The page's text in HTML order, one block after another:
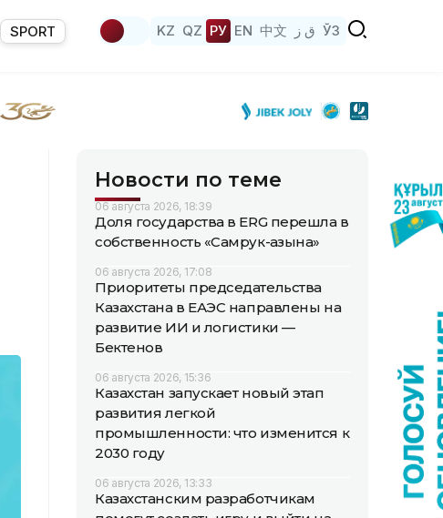
SPORT KZ QZ РУ EN 中文 ق ز ЎЗ
Новости по теме
06 августа 2026, 18:39
Доля государства в ERG перешла в
собственность «Самрук-Қазына»
06 августа 2026, 17:08
Приоритеты председательства
Казахстана в ЕАЭС направлены на
развитие ИИ и логистики —
Бектенов
06 августа 2026, 15:36
Казахстан запускает новый этап
развития легкой
промышленности: что изменится к
2030 году
06 августа 2026, 13:33
Казахстанским разработчикам